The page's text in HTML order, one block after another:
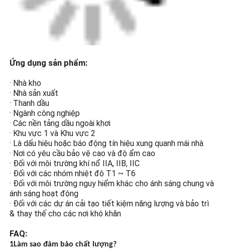
ra vụ nổ.
Thiết kế tiết kiệm năng
đèn LED chip tiết kiệm năng
lượng có độ sáng cao và
tiết kiệm năng lượng hơn
so với đèn thông thường.
Đồng bộ hóa GPS ((Tìm
chọn)
Điều khiển tự động chuyển
một con chip tích hợp và
nhiều mạch bảo vệ..
Ứng dụng sản phẩm:
· Nhà kho
· Nhà sản xuất
· Thanh dầu
· Ngành công nghiệp
· Các nền tảng dầu ngoài khơi
· Khu vực 1 và Khu vực 2
· Là dấu hiệu hoặc báo động tín hiệu xung quanh mái nhà
· Nơi có yêu cầu bảo vệ cao và độ ẩm cao
· Đối với môi trường khí nổ IIA, IIB, IIC
· Đối với các nhóm nhiệt độ T1 ~ T6
· Đối với môi trường nguy hiểm khác cho ánh sáng chung và
ánh sáng hoạt động
· Đối với các dự án cải tạo tiết kiệm năng lượng và bảo trì
& thay thế cho các nơi khó khăn
FAQ:
1Làm sao đảm bảo chất lượng?